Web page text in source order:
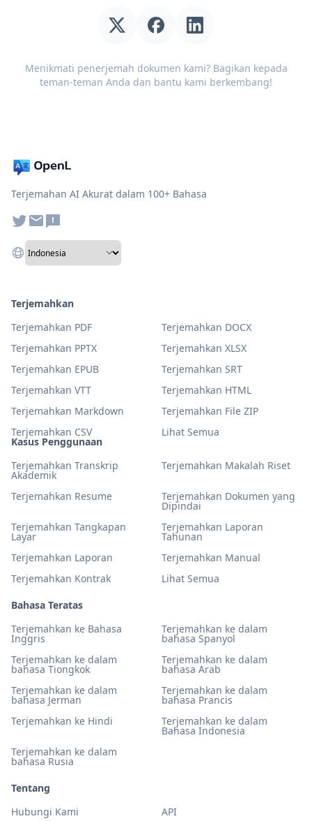
Menikmati penerjemah dokumen kami? Bagikan kepada
teman-teman Anda dan bantu kami berkembang!
Terjemahan AI Akurat dalam 100+ Bahasa
Kasus Penggunaan
Terjemahkan Transkrip
Akademik
Terjemahkan Makalah Riset
Terjemahkan Resume Terjemahkan Dokumen yang
Dipindai
Terjemahkan Tangkapan
Layar
Terjemahkan Laporan
Tahunan
Terjemahkan Laporan
Terjemahkan Manual
Terjemahkan Kontrak
Lihat Semua
Bahasa Teratas
Terjemahkan ke Bahasa
Inggris
Terjemahkan ke dalam
bahasa Spanyol
Terjemahkan ke dalam
bahasa Tiongkok
Terjemahkan ke dalam
bahasa Arab
Terjemahkan ke dalam
bahasa Jerman
Terjemahkan ke dalam
bahasa Prancis
Terjemahkan ke Hindi
Terjemahkan ke dalam
Bahasa Indonesia
Terjemahkan ke dalam
bahasa Rusia
Terjemahkan
Terjemahkan PDF
Terjemahkan DOCX
Terjemahkan PPTX
Terjemahkan XLSX
Terjemahkan EPUB
Terjemahkan SRT
Terjemahkan VTT
Terjemahkan HTML
Terjemahkan Markdown
Terjemahkan File ZIP
Terjemahkan CSV
Lihat Semua
Tentang
Hubungi Kami
API